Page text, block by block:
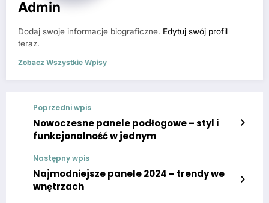
Admin
Dodaj swoje informacje biograficzne. Edytuj swój profil
teraz.
Zobacz Wszystkie Wpisy
Poprzedni wpis
Nowoczesne panele podłogowe – styl i
funkcjonalność w jednym
Następny wpis
Najmodniejsze panele 2024 – trendy we
wnętrzach